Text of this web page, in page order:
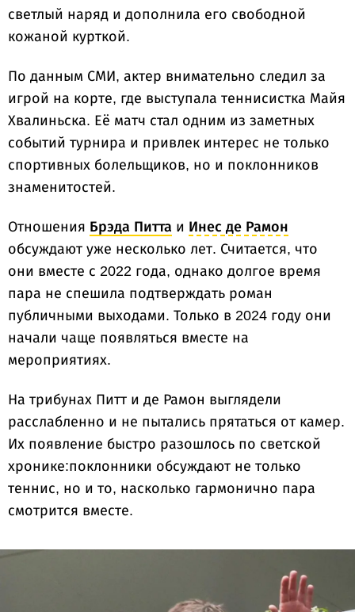
светлый наряд и дополнила его свободной
кожаной курткой.
По данным СМИ, актер внимательно следил за
игрой на корте, где выступала теннисистка Майя
Хвалиньска. Её матч стал одним из заметных
событий турнира и привлек интерес не только
спортивных болельщиков, но и поклонников
знаменитостей.
Отношения Брэда Питта и Инес де Рамон
обсуждают уже несколько лет. Считается, что
они вместе с 2022 года, однако долгое время
пара не спешила подтверждать роман
публичными выходами. Только в 2024 году они
начали чаще появляться вместе на
мероприятиях.
На трибунах Питт и де Рамон выглядели
расслабленно и не пытались прятаться от камер.
Их появление быстро разошлось по светской
хронике:поклонники обсуждают не только
теннис, но и то, насколько гармонично пара
смотрится вместе.